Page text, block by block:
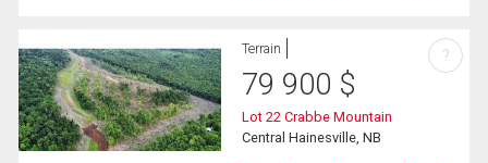
Terrain
79 900 $
Lot 22 Crabbe Mountain
Central Hainesville, NB
?